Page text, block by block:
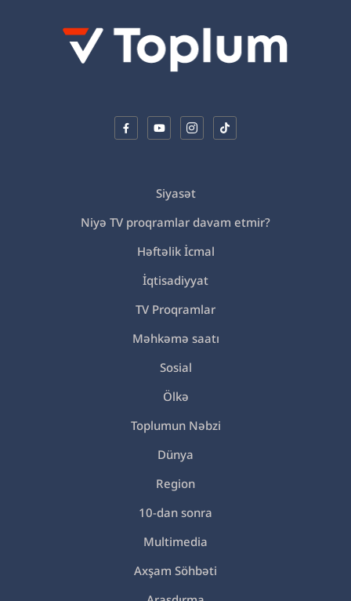
Siyasət
Niyə TV proqramlar davam etmir?
Həftəlik İcmal
İqtisadiyyat
TV Proqramlar
Məhkəmə saatı
Sosial
Ölkə
Toplumun Nəbzi
Dünya
Region
10-dan sonra
Multimedia
Axşam Söhbəti